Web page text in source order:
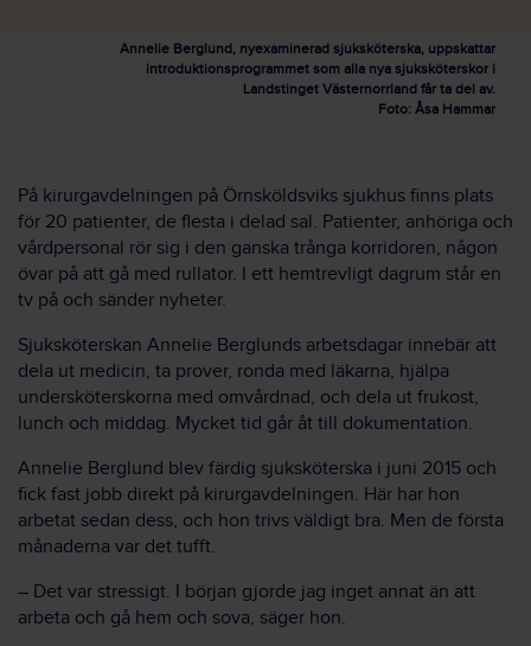
Annelie Berglund, nyexaminerad sjuksköterska, uppskattar
introduktionsprogrammet som alla nya sjuksköterskor i
Landstinget Västernorrland får ta del av.
Foto: Åsa Hammar
På kirurgavdelningen på Örnsköldsviks sjukhus finns plats
för 20 patienter, de flesta i delad sal. Patienter, anhöriga och
vårdpersonal rör sig i den ganska trånga korridoren, någon
övar på att gå med rullator. I ett hemtrevligt dagrum står en
tv på och sänder nyheter.
Sjuksköterskan Annelie Berglunds arbetsdagar innebär att
dela ut medicin, ta prover, ronda med läkarna, hjälpa
undersköterskorna med omvårdnad, och dela ut frukost,
lunch och middag. Mycket tid går åt till dokumentation.
Annelie Berglund blev färdig sjuksköterska i juni 2015 och
fick fast jobb direkt på kirurgavdelningen. Här har hon
arbetat sedan dess, och hon trivs väldigt bra. Men de första
månaderna var det tufft.
– Det var stressigt. I början gjorde jag inget annat än att
arbeta och gå hem och sova, säger hon.